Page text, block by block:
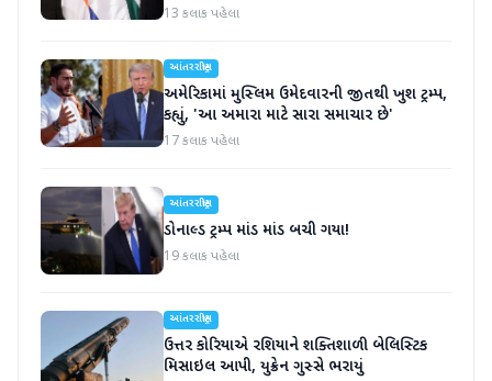
13 કલાક પહેલા
આંતરરાષ્ટ્રીય
અમેરિકામાં મુસ્લિમ ઉમેદવારની જીતથી ખુશ ટ્રમ્પ,
કહ્યું, 'આ અમારા માટે સારા સમાચાર છે'
17 કલાક પહેલા
આંતરરાષ્ટ્રીય
ડોનાલ્ડ ટ્રમ્પ માંડ માંડ બચી ગયા!
19 કલાક પહેલા
આંતરરાષ્ટ્રીય
ઉત્તર કોરિયાએ રશિયાને શક્તિશાળી બેલિસ્ટિક
મિસાઇલ આપી, યુક્રેન ગુસ્સે ભરાયું